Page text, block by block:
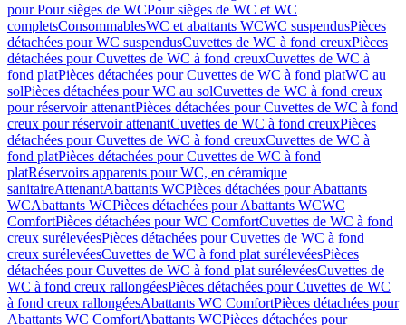
pour Pour sièges de WCPour sièges de WC et WC
completsConsommablesWC et abattants WCWC suspendusPièces
détachées pour WC suspendusCuvettes de WC à fond creuxPièces
détachées pour Cuvettes de WC à fond creuxCuvettes de WC à
fond platPièces détachées pour Cuvettes de WC à fond platWC au
solPièces détachées pour WC au solCuvettes de WC à fond creux
pour réservoir attenantPièces détachées pour Cuvettes de WC à fond
creux pour réservoir attenantCuvettes de WC à fond creuxPièces
détachées pour Cuvettes de WC à fond creuxCuvettes de WC à
fond platPièces détachées pour Cuvettes de WC à fond
platRéservoirs apparents pour WC, en céramique
sanitaireAttenantAbattants WCPièces détachées pour Abattants
WCAbattants WCPièces détachées pour Abattants WCWC
ComfortPièces détachées pour WC ComfortCuvettes de WC à fond
creux surélevéesPièces détachées pour Cuvettes de WC à fond
creux surélevéesCuvettes de WC à fond plat surélevéesPièces
détachées pour Cuvettes de WC à fond plat surélevéesCuvettes de
WC à fond creux rallongéesPièces détachées pour Cuvettes de WC
à fond creux rallongéesAbattants WC ComfortPièces détachées pour
Abattants WC ComfortAbattants WCPièces détachées pour